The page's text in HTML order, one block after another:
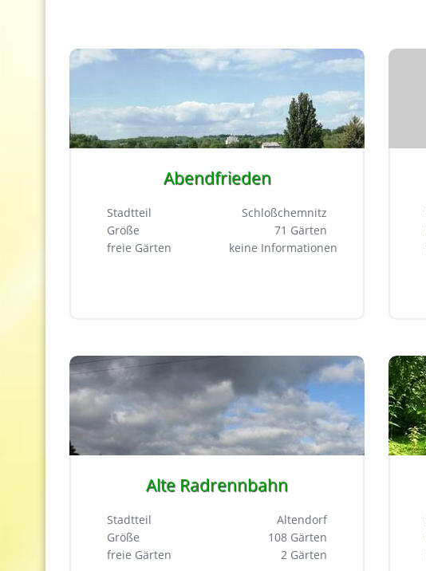
Abendfrieden
Stadtteil
Schloßchemnitz
Größe
71 Gärten
freie Gärten
keine Informationen
Alte Radrennbahn
Stadtteil
Altendorf
Größe
108 Gärten
freie Gärten
2 Gärten